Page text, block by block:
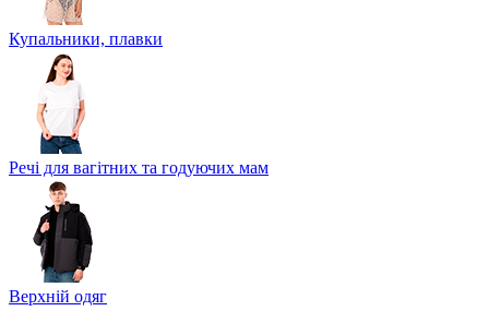
Купальники, плавки
Речі для вагітних та годуючих мам
Верхній одяг